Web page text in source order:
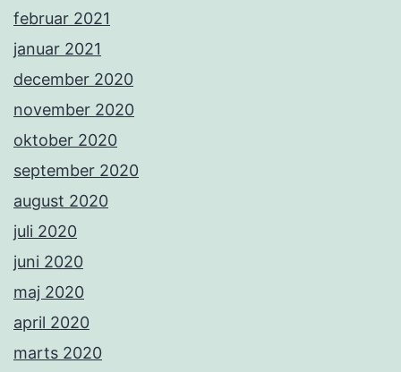
februar 2021
januar 2021
december 2020
november 2020
oktober 2020
september 2020
august 2020
juli 2020
juni 2020
maj 2020
april 2020
marts 2020